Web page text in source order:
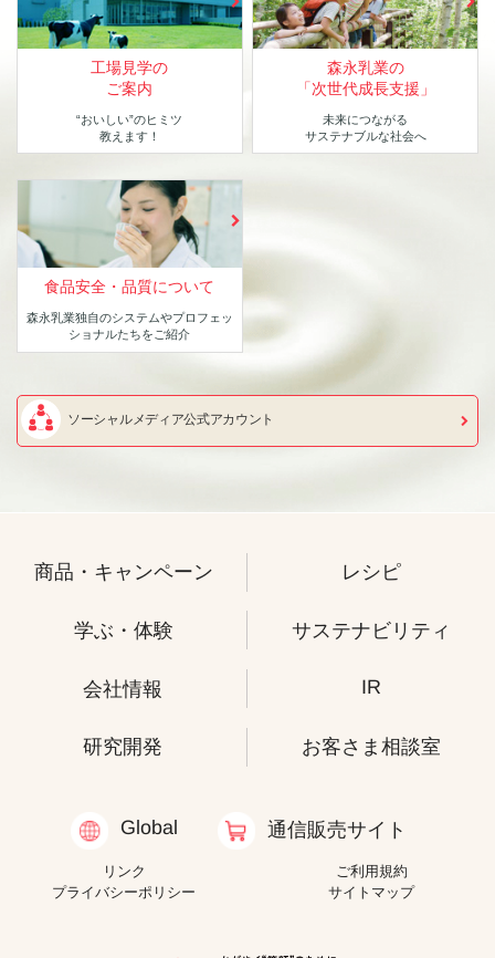
工場見学の
ご案内
“おいしい”のヒミツ
教えます！
森永乳業の
「次世代成長支援」
未来につながる
サステナブルな社会へ
食品安全・品質について
森永乳業独自のシステムやプロフェッ
ショナルたちをご紹介
ソーシャルメディア公式アカウント
商品・キャンペーン レシピ
学ぶ・体験 サステナビリティ
会社情報 IR
研究開発 お客さま相談室
Global 通信販売サイト
リンク
ご利用規約
プライバシーポリシー
サイトマップ